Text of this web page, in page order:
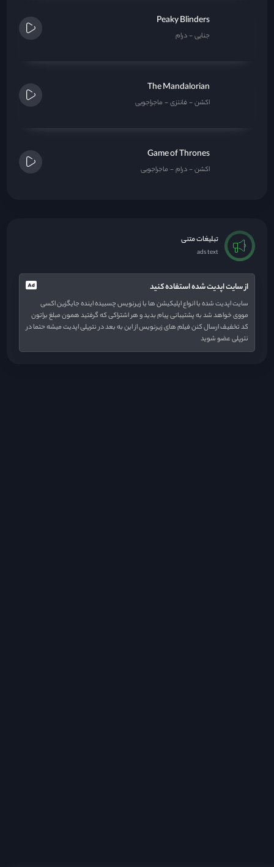
Peaky Blinders
جنایی درام
The Mandalorian
اکشن فانتزی ماجراجویی
Game of Thrones
اکشن درام ماجراجویی
تبلیغات متنی
ads text
از سایت اپدیت شده استفاده کنید
سایت اپدیت شده با انواع اپلیکیشن ها با زیرنویس چسبیده اینده جایگزین اکسی
مووی خواهد شد به پشتیبانی پیام بدید و هر اشتراکی که گرفتید همون مبلغ براتون
کد تخفیف ارسال کنن فیلم های زیرنویس از این به بعد در نترپلی اپدیت میشه حتما در
نترپلی عضو شوید